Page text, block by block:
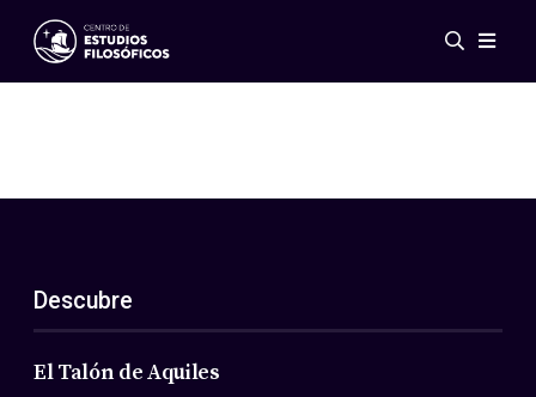
Eventos
ES
EN
Acerca de nosotros
Miembros
Descubre
El Talón de Aquiles